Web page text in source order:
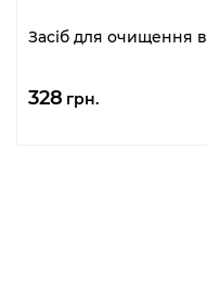
Засіб для очищення
328 грн.